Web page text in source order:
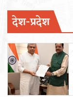
देश-प्रदेश